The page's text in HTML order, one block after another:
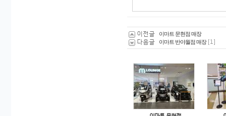
이전글 이마트 문현점 매장
다음글 이마트 반야월점 매장 [1]